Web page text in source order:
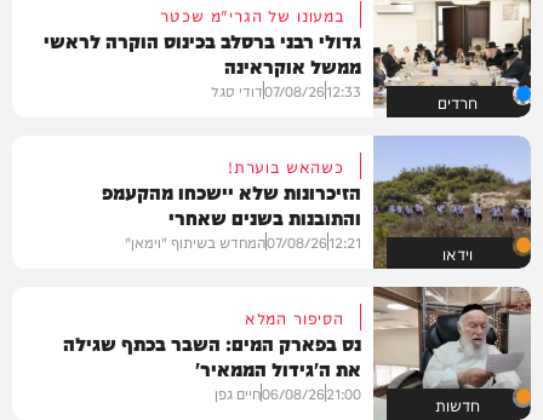
חרדים
במעונו של הגרי"מ שכטר
גדולי רבני ברסלב בכינוס הוקרה לראשי
ממשל אוקראינה
12:33
07/08/26דודי סגל
וידאו
כשהאש בוערת!
הזיכרונות שלא יישכחו מהקעמפ
והתובנות בשנים שאחרי
12:21
07/08/26המחדש בשיתוף "וימאן"
חדשות
הסיפור המלא
נס בפארק המים: השבר בכתף שגילה
את ה'גידול הממאיר'
21:00
06/08/26חיים גפן